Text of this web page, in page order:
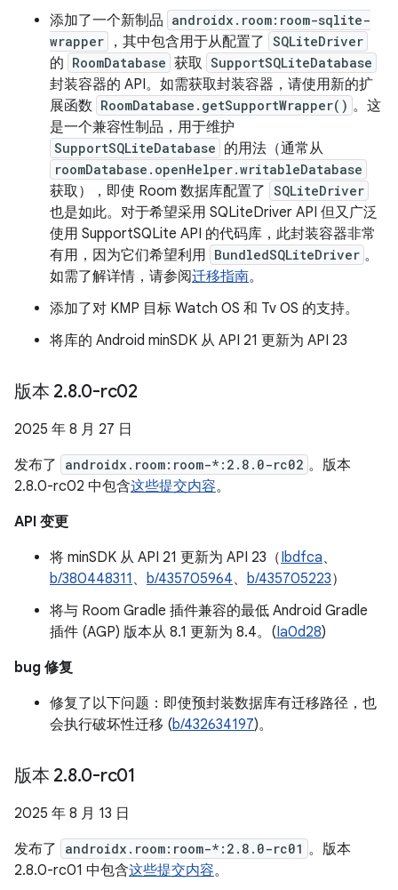
添加了一个新制品 androidx.room:room-sqlite-
wrapper
，其中包含用于从配置了 SQLiteDriver
的 RoomDatabase 获取 SupportSQLiteDatabase
封装容器的 API。如需获取封装容器，请使用新的扩
展函数 RoomDatabase.getSupportWrapper() 。这
是一个兼容性制品，用于维护
SupportSQLiteDatabase 的用法（通常从
roomDatabase.openHelper.writableDatabase
获取），即使 Room 数据库配置了 SQLiteDriver
也是如此。对于希望采用 SQLiteDriver API 但又广泛
使用 SupportSQLite API 的代码库，此封装容器非常
有用，因为它们希望利用 BundledSQLiteDriver 。
如需了解详情，请参阅迁移指南。
添加了对 KMP 目标 Watch OS 和 Tv OS 的支持。
将库的 Android minSDK 从 API 21 更新为 API 23
版本 2.8.0-rc02
2025 年 8 月 27 日
发布了
androidx.room:room-*:2.8.0-rc02 。版本
2.8.0-rc02 中包含这些提交内容。
API 变更
将 minSDK 从 API 21 更新为 API 23（Ibdfca、
b/380448311 、 b/435705964、 b/435705223）
将与 Room Gradle 插件兼容的最低 Android Gradle
插件 (AGP) 版本从 8.1 更新为 8.4。(Ia0d28)
bug 修复
修复了以下问题：即使预封装数据库有迁移路径，也
会执行破坏性迁移 (b/432634197)。
版本 2.8.0-rc01
2025 年 8 月 13 日
发布了
androidx.room:room-*:2.8.0-rc01 。版本
2.8.0-rc01 中包含这些提交内容。